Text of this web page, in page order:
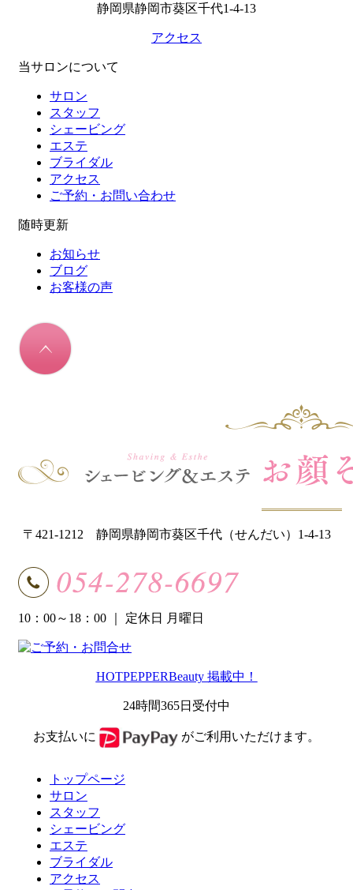
静岡県静岡市葵区千代1-4-13
アクセス
当サロンについて
サロン
スタッフ
シェービング
エステ
ブライダル
アクセス
ご予約・お問い合わせ
随時更新
お知らせ
ブログ
お客様の声
〒421-1212 静岡県静岡市葵区千代（せんだい）1-4-13
10：00～18：00 ｜ 定休日 月曜日
HOTPEPPERBeauty 掲載中！
24時間365日受付中
お支払いに がご利用いただけます。
トップページ
サロン
スタッフ
シェービング
エステ
ブライダル
アクセス